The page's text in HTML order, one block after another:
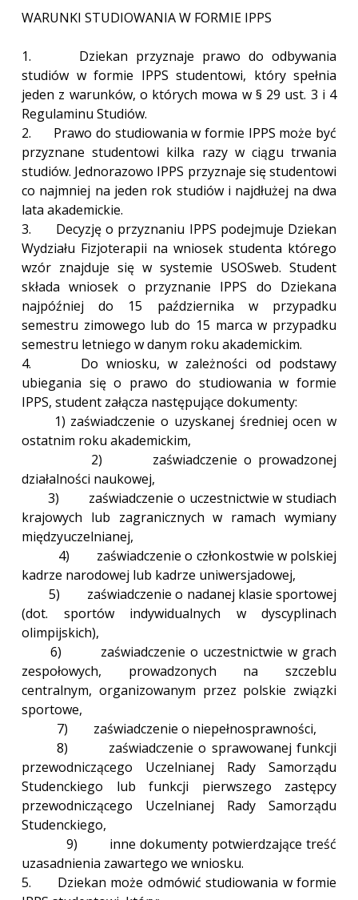
WARUNKI STUDIOWANIA W FORMIE IPPS
1. Dziekan przyznaje prawo do odbywania
studiów w formie IPPS studentowi, który spełnia
jeden z warunków, o których mowa w § 29 ust. 3 i 4
Regulaminu Studiów.
2. Prawo do studiowania w formie IPPS może być
przyznane studentowi kilka razy w ciągu trwania
studiów. Jednorazowo IPPS przyznaje się studentowi
co najmniej na jeden rok studiów i najdłużej na dwa
lata akademickie.
3. Decyzję o przyznaniu IPPS podejmuje Dziekan
Wydziału Fizjoterapii na wniosek studenta którego
wzór znajduje się w systemie USOSweb. Student
składa wniosek o przyznanie IPPS do Dziekana
najpóźniej do 15 października w przypadku
semestru zimowego lub do 15 marca w przypadku
semestru letniego w danym roku akademickim.
4. Do wniosku, w zależności od podstawy
ubiegania się o prawo do studiowania w formie
IPPS, student załącza następujące dokumenty:
1) zaświadczenie o uzyskanej średniej ocen w
ostatnim roku akademickim,
2) zaświadczenie o prowadzonej
działalności naukowej,
3) zaświadczenie o uczestnictwie w studiach
krajowych lub zagranicznych w ramach wymiany
międzyuczelnianej,
4) zaświadczenie o członkostwie w polskiej
kadrze narodowej lub kadrze uniwersjadowej,
5) zaświadczenie o nadanej klasie sportowej
(dot. sportów indywidualnych w dyscyplinach
olimpijskich),
6) zaświadczenie o uczestnictwie w grach
zespołowych, prowadzonych na szczeblu
centralnym, organizowanym przez polskie związki
sportowe,
7) zaświadczenie o niepełnosprawności,
8) zaświadczenie o sprawowanej funkcji
przewodniczącego Uczelnianej Rady Samorządu
Studenckiego lub funkcji pierwszego zastępcy
przewodniczącego Uczelnianej Rady Samorządu
Studenckiego,
9) inne dokumenty potwierdzające treść
uzasadnienia zawartego we wniosku.
5. Dziekan może odmówić studiowania w formie